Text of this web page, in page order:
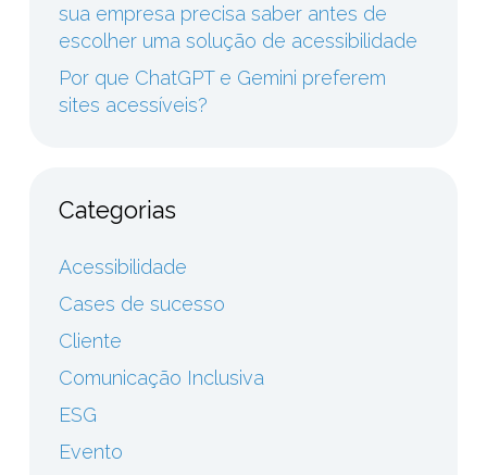
sua empresa precisa saber antes de
escolher uma solução de acessibilidade
Por que ChatGPT e Gemini preferem
sites acessíveis?
Categorias
Acessibilidade
Cases de sucesso
Cliente
Comunicação Inclusiva
ESG
Evento